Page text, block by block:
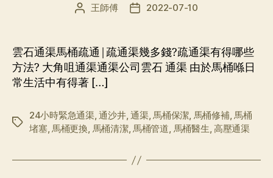
文
者
王師傅
发
期
2022-07-10
雲石通渠馬桶疏通|疏通渠幾多錢?疏通渠有得哪些
方法? 大角咀通渠通渠公司雲石 通渠 由於馬桶喺日
常生活中有得著 […]
标
24小時緊急通渠,通沙井,通渠,馬桶保潔, 馬桶修補,馬桶
堵塞, 馬桶更換, 馬桶清潔, 馬桶管道, 馬桶醫生, 高壓通渠